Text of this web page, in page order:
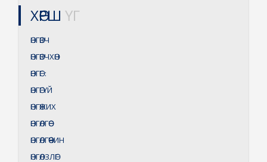
ХӨРШ ҮГ
ӨНГӨВЧ
ӨНГӨВЧХӨН
ӨНГӨГ:
ӨНГӨГҮЙ
ӨНГӨЖИХ
ӨНГӨЛГӨӨ
ӨНГӨЛГӨӨЧИН
ӨНГӨЛЗЛӨГ